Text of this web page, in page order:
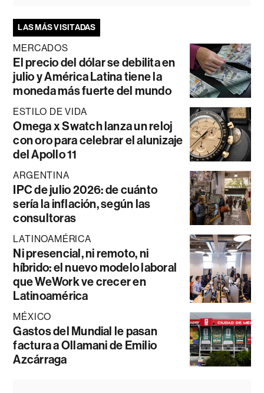
LAS MÁS VISITADAS
MERCADOS
El precio del dólar se debilita en
julio y América Latina tiene la
moneda más fuerte del mundo
ESTILO DE VIDA
Omega x Swatch lanza un reloj
con oro para celebrar el alunizaje
del Apollo 11
ARGENTINA
IPC de julio 2026: de cuánto
sería la inflación, según las
consultoras
LATINOAMÉRICA
Ni presencial, ni remoto, ni
híbrido: el nuevo modelo laboral
que WeWork ve crecer en
Latinoamérica
MÉXICO
Gastos del Mundial le pasan
factura a Ollamani de Emilio
Azcárraga